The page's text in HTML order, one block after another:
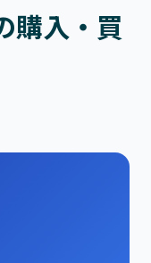
購入・買